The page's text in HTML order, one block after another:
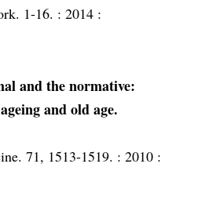
1-16. : 2014 :
and the normative:
and old age.
71, 1513-1519. : 2010 :